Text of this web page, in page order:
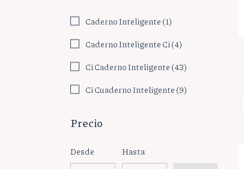
Caderno Inteligente (1)
Caderno Inteligente Ci (4)
Ci Caderno Inteligente (43)
Ci Cuaderno Inteligente (9)
Precio
Desde Hasta